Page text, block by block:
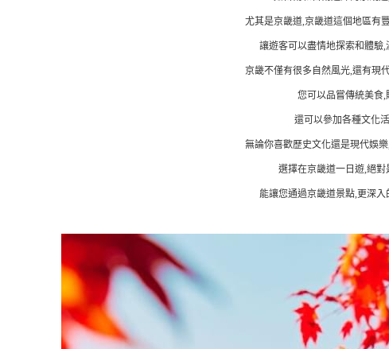
尤其是京畿道,京畿道這個地區有
讓遊客可以盡情地探索和體驗
京畿不僅有很多自然風光,還有現
您可以品嘗傳統美食,
還可以參加各種文化
無論你喜歡歷史文化還是現代娛
選擇在京畿道一日遊,絕對
能讓您通過京畿道景點,更深